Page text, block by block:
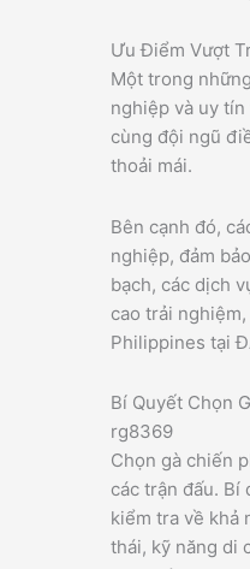
Ưu Điểm Vượt
Một trong
nghiệp và uy
cùng đội ngũ
thoải mái.
Bên cạnh đó,
nghiệp, đảm
bạch, các dịch
cao trải
Philippines tại
Bí Quyết Chọn
rg8369
Chọn gà chiến
các trận đấu. Bí
kiểm tra về khả
thái, kỹ năng di